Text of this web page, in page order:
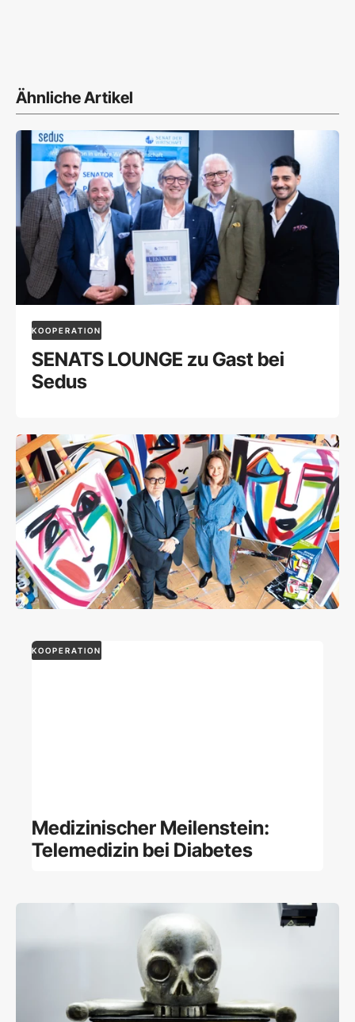
Ähnliche Artikel
KOOPERATION
SENATS LOUNGE zu Gast bei
Sedus
KOOPERATION
Medizinischer Meilenstein:
Telemedizin bei Diabetes